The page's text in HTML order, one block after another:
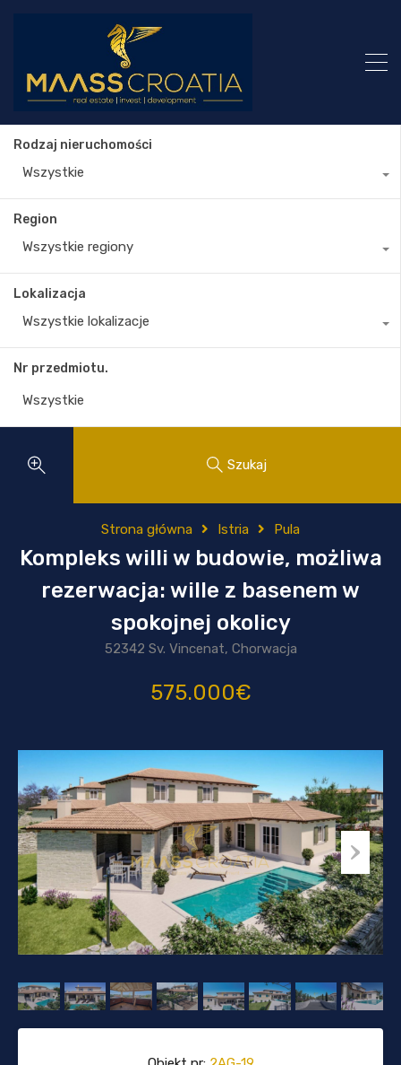
Rodzaj nieruchomości
Wszystkie
Region
Wszystkie regiony
Lokalizacja
Wszystkie lokalizacje
Nr przedmiotu.
Szukaj
Strona główna Istria Pula
Kompleks willi w budowie, możliwa
rezerwacja: wille z basenem w
spokojnej okolicy
52342 Sv. Vincenat, Chorwacja
575.000€